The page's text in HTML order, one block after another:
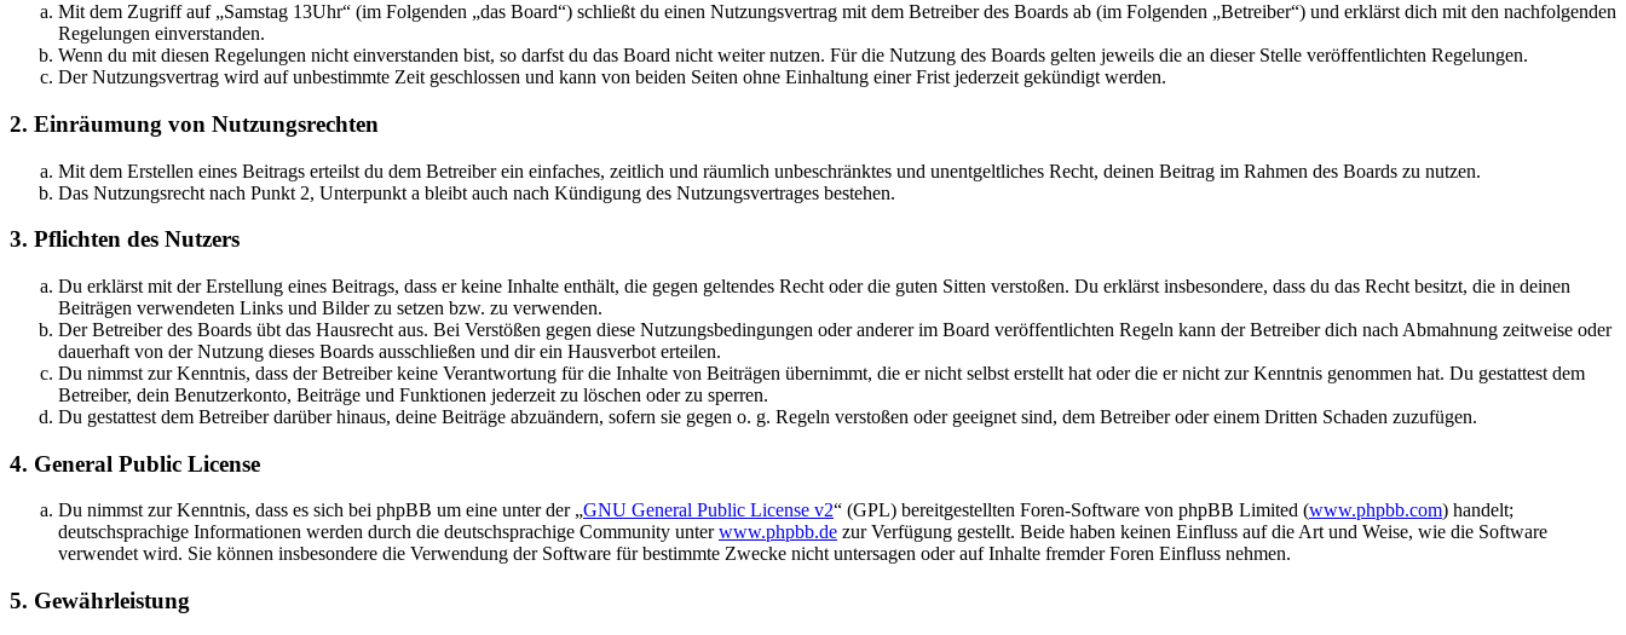
Mit dem Zugriff auf „Samstag 13Uhr“ (im Folgenden „das Board“) schließt du einen Nutzungsvertrag mit dem Betreiber des Boards ab (im Folgenden „Betreiber“) und erklärst dich mit den nachfolgenden
Regelungen einverstanden.
Wenn du mit diesen Regelungen nicht einverstanden bist, so darfst du das Board nicht weiter nutzen. Für die Nutzung des Boards gelten jeweils die an dieser Stelle veröffentlichten Regelungen.
Der Nutzungsvertrag wird auf unbestimmte Zeit geschlossen und kann von beiden Seiten ohne Einhaltung einer Frist jederzeit gekündigt werden.
2. Einräumung von Nutzungsrechten
Mit dem Erstellen eines Beitrags erteilst du dem Betreiber ein einfaches, zeitlich und räumlich unbeschränktes und unentgeltliches Recht, deinen Beitrag im Rahmen des Boards zu nutzen.
Das Nutzungsrecht nach Punkt 2, Unterpunkt a bleibt auch nach Kündigung des Nutzungsvertrages bestehen.
3. Pflichten des Nutzers
Du erklärst mit der Erstellung eines Beitrags, dass er keine Inhalte enthält, die gegen geltendes Recht oder die guten Sitten verstoßen. Du erklärst insbesondere, dass du das Recht besitzt, die in deinen
Beiträgen verwendeten Links und Bilder zu setzen bzw. zu verwenden.
Der Betreiber des Boards übt das Hausrecht aus. Bei Verstößen gegen diese Nutzungsbedingungen oder anderer im Board veröffentlichten Regeln kann der Betreiber dich nach Abmahnung zeitweise oder
dauerhaft von der Nutzung dieses Boards ausschließen und dir ein Hausverbot erteilen.
Du nimmst zur Kenntnis, dass der Betreiber keine Verantwortung für die Inhalte von Beiträgen übernimmt, die er nicht selbst erstellt hat oder die er nicht zur Kenntnis genommen hat. Du gestattest dem
Betreiber, dein Benutzerkonto, Beiträge und Funktionen jederzeit zu löschen oder zu sperren.
Du gestattest dem Betreiber darüber hinaus, deine Beiträge abzuändern, sofern sie gegen o. g. Regeln verstoßen oder geeignet sind, dem Betreiber oder einem Dritten Schaden zuzufügen.
4. General Public License
Du nimmst zur Kenntnis, dass es sich bei phpBB um eine unter der „GNU General Public License v2“ (GPL) bereitgestellten Foren-Software von phpBB Limited (www.phpbb.com) handelt;
deutschsprachige Informationen werden durch die deutschsprachige Community unterwww.phpbb.de zur Verfügung gestellt. Beide haben keinen Einfluss auf die Art und Weise, wie die Software
verwendet wird. Sie können insbesondere die Verwendung der Software für bestimmte Zwecke nicht untersagen oder auf Inhalte fremder Foren Einfluss nehmen.
5. Gewährleistung